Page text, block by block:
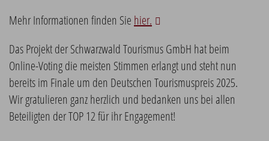
Mehr Informationen finden Sie hier.
Das Projekt der Schwarzwald Tourismus GmbH hat beim
Online-Voting die meisten Stimmen erlangt und steht nun
bereits im Finale um den Deutschen Tourismuspreis 2025.
Wir gratulieren ganz herzlich und bedanken uns bei allen
Beteiligten der TOP 12 für ihr Engagement!